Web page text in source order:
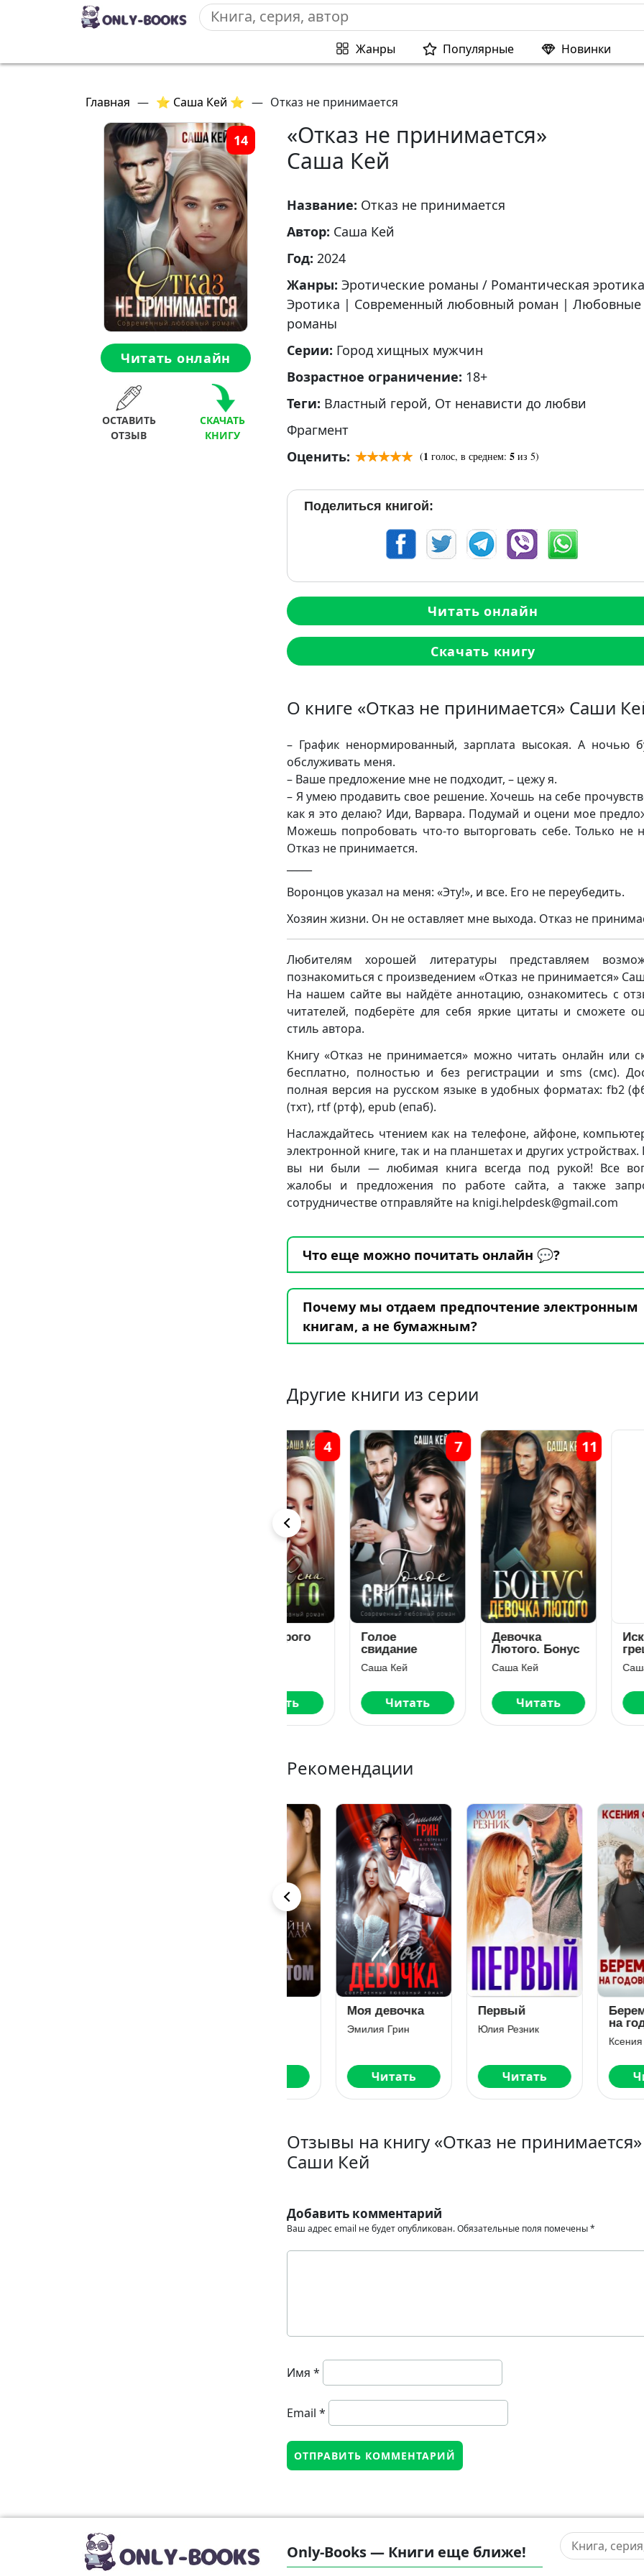
Жанры Популярные Новинки
Главная — ⭐ Саша Кей ⭐ — Отказ не принимается
14
Читать онлайн
ОСТАВИТЬ
ОТЗЫВ
СКАЧАТЬ
КНИГУ
«Отказ не принимается»
Саша Кей
Название: Отказ не принимается
Автор: Саша Кей
Год: 2024
Жанры: Эротические романы / Романтическая эротика
Эротика | Современный любовный роман | Любовные
романы
Серии: Город хищных мужчин
Возрастное ограничение: 18+
Теги: Властный герой, От ненависти до любви
Фрагмент
Оценить:
(1 голос, в среднем: 5 из 5)
Поделиться книгой:
Читать онлайн
Скачать книгу
О книге «Отказ не принимается» Саши
– График ненормированный, зарплата высокая. А ночью
обслуживать меня.
– Ваше предложение мне не подходит, – цежу я.
– Я умею продавить свое решение. Хочешь на себе
как я это делаю? Иди, Варвара. Подумай и оцени мое
Можешь попробовать что-то выторговать себе. Только не
Отказ не принимается.
Воронцов указал на меня: «Эту!», и все. Его не переубедить.
Хозяин жизни. Он не оставляет мне выхода. Отказ не
Любителям хорошей литературы представляем
познакомиться с произведением «Отказ не принимается»
На нашем сайте вы найдёте аннотацию, ознакомитесь с
читателей, подберёте для себя яркие цитаты и сможете
стиль автора.
Книгу «Отказ не принимается» можно читать онлайн или
бесплатно, полностью и без регистрации и sms (смс).
полная версия на русском языке в удобных форматах: fb2
(тхт), rtf (ртф), epub (епаб).
Наслаждайтесь чтением как на телефоне, айфоне,
электронной книге, так и на планшетах и других устройствах.
вы ни были — любимая книга всегда под рукой! Все
жалобы и предложения по работе сайта, а также
сотрудничестве отправляйте на knigi.helpdesk@gmail.com
Что еще можно почитать онлайн 💬?
Почему мы отдаем предпочтение электронным
книгам, а не бумажным?
Другие книги из серии
Голое
свидание
Читать
Лютого. Бонус
Читать
11
Искушение
грешника
Читать
Рекомендации
Моя девочка
Эмилия Грин
Читать
Первый
Юлия Резник
Читать
на
развода
Ксения Фави
Читать
Отзывы на книгу «Отказ не принимается»
Саши Кей
Добавить комментарий
Ваш адрес email не будет опубликован.Обязательные поля помечены*
Имя *
Email *
Only-Books — Книги еще ближе!